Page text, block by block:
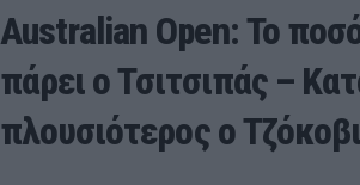
Australian Open: Το
πάρει ο Τσιτσιπάς –
πλουσιότερος ο